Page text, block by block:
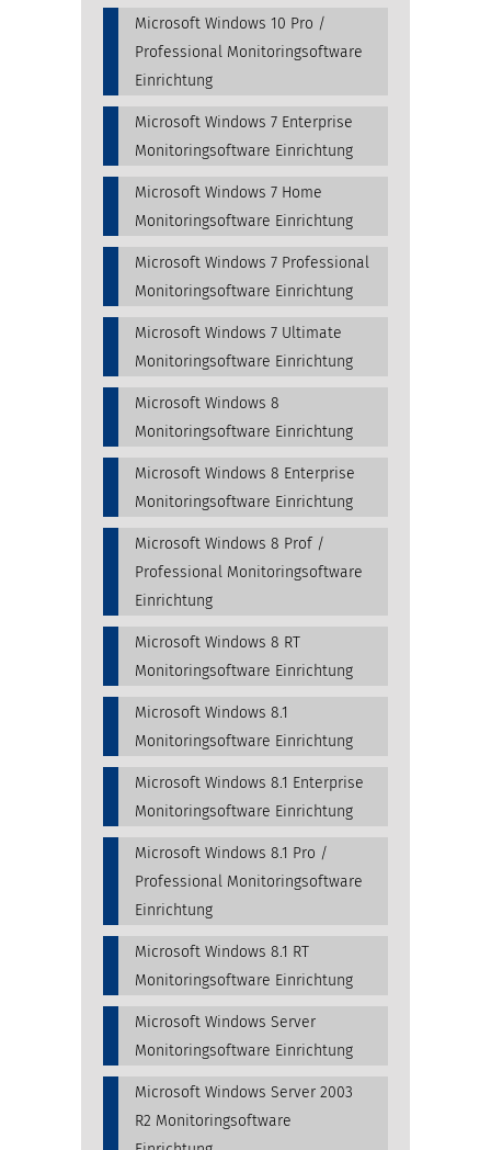
Microsoft Windows 10 Pro /
Professional Monitoringsoftware
Einrichtung
Microsoft Windows 7 Enterprise
Monitoringsoftware Einrichtung
Microsoft Windows 7 Home
Monitoringsoftware Einrichtung
Microsoft Windows 7 Professional
Monitoringsoftware Einrichtung
Microsoft Windows 7 Ultimate
Monitoringsoftware Einrichtung
Microsoft Windows 8
Monitoringsoftware Einrichtung
Microsoft Windows 8 Enterprise
Monitoringsoftware Einrichtung
Microsoft Windows 8 Prof /
Professional Monitoringsoftware
Einrichtung
Microsoft Windows 8 RT
Monitoringsoftware Einrichtung
Microsoft Windows 8.1
Monitoringsoftware Einrichtung
Microsoft Windows 8.1 Enterprise
Monitoringsoftware Einrichtung
Microsoft Windows 8.1 Pro /
Professional Monitoringsoftware
Einrichtung
Microsoft Windows 8.1 RT
Monitoringsoftware Einrichtung
Microsoft Windows Server
Monitoringsoftware Einrichtung
Microsoft Windows Server 2003
R2 Monitoringsoftware